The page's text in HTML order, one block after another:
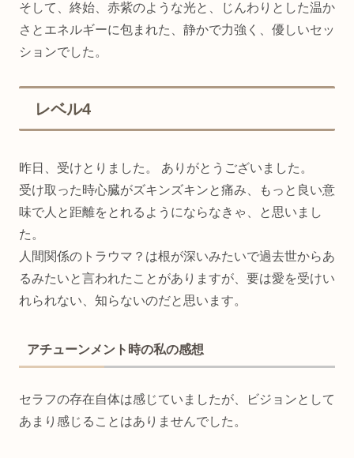
そして、終始、赤紫のような光と、じんわりとした温か
さとエネルギーに包まれた、静かで力強く、優しいセッ
ションでした。
レベル4
昨日、受けとりました。 ありがとうございました。
受け取った時心臓がズキンズキンと痛み、もっと良い意
味で人と距離をとれるようにならなきゃ、と思いまし
た。
人間関係のトラウマ？は根が深いみたいで過去世からあ
るみたいと言われたことがありますが、要は愛を受けい
れられない、知らないのだと思います。
アチューンメント時の私の感想
セラフの存在自体は感じていましたが、ビジョンとして
あまり感じることはありませんでした。